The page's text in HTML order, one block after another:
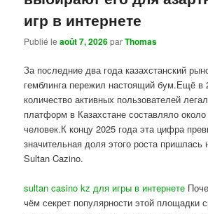
игр в интернете
Publié leaoût 7, 2026parThomas
За последние два года казахстанский
гемблинга пережил настоящий бум.Ещё в
количество активных пользователей
платформ в Казахстане составляло
человек.К концу 2025 года эта цифра
значительная доля этого роста пришлась
Sultan Cazino.
sultan casino kz для игры в интернете
чём секрет популярности этой площадки